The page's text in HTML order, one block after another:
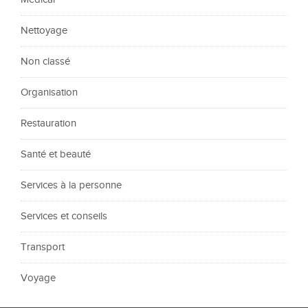
Nettoyage
Non classé
Organisation
Restauration
Santé et beauté
Services à la personne
Services et conseils
Transport
Voyage